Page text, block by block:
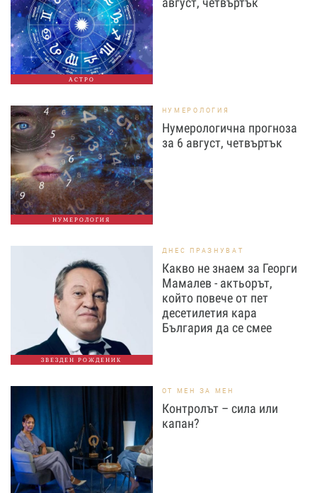
АСТРО
НУМЕРОЛОГИЯ
НУМЕРОЛОГИЯ
Нумерологична прогноза
за 6 август, четвъртък
ЗВЕЗДЕН РОЖДЕНИК
ДНЕС ПРАЗНУВАТ
Какво не знаем за Георги
Мамалев - актьорът,
който повече от пет
десетилетия кара
България да се смее
ОТ МЕН ЗА МЕН
Контролът – сила или
капан?